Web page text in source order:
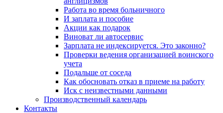
Работа во время больничного
И заплата и пособие
Акции как подарок
Виноват ли автосервис
Зарплата не индексируется. Это законно?
Проверки ведения организацией воинского
учета
Подальше от соседа
Как обосновать отказ в приеме на работу
Иск с неизвестными данными
Производственный календарь
Контакты